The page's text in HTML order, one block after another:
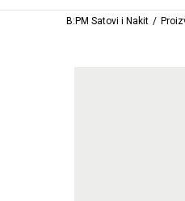
B:PM Satovi i Nakit